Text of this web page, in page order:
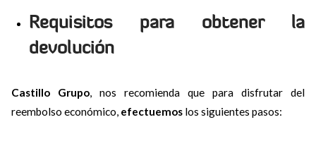
Requisitos para obtener la
devolución
Castillo Grupo, nos recomienda que para disfrutar del
reembolso económico, efectuemos los siguientes pasos: